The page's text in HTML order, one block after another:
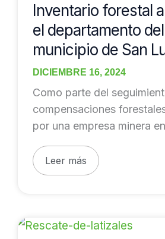
Inventario forestal
el departamento
municipio de San
DICIEMBRE 16, 2024
Como parte del
compensaciones
por una empresa minera
departamento de Tolima,
contratados en […]
en
el
departamento
Leer más
Plan